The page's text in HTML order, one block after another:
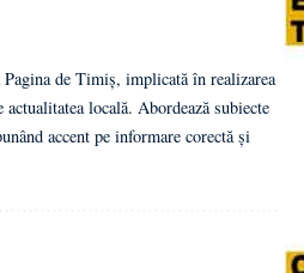
de Timiș, implicată în realizarea
locală. Abordează subiecte
accent pe informare corectă și